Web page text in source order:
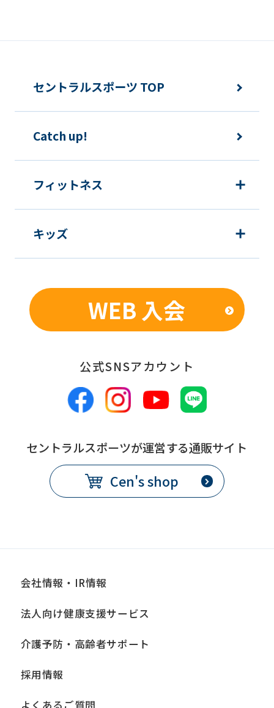
セントラルスポーツ TOP
Catch up!
フィットネス
キッズ
WEB 入会
公式SNSアカウント
セントラルスポーツが運営する通販サイト
Cen's shop
会社情報・IR情報
法人向け健康支援サービス
介護予防・高齢者サポート
採用情報
よくあるご質問